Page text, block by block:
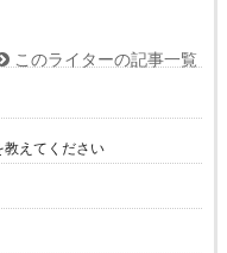
このライターの記事一覧
教えてください